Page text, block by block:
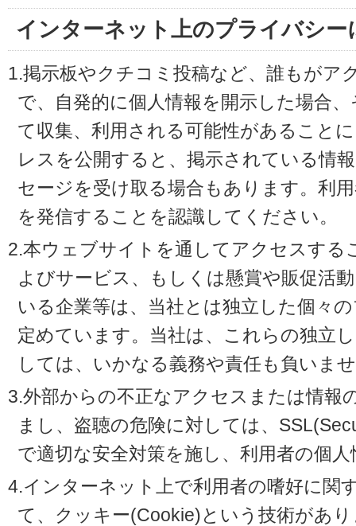
インターネット上のプライバシー
1.掲示板やクチコミ投稿など、誰もがア
で、自発的に個人情報を開示した場合
て収集、利用される可能性があること
レスを公開すると、掲示されている情
セージを受け取る場合もあります。利
を発信することを認識してください。
2.本ウェブサイトを通してアクセスする
よびサービス、もしくは懸賞や販促活
いる企業等は、当社とは独立した個々
定めています。当社は、これらの独立
しては、いかなる義務や責任も負いま
3.外部からの不正なアクセスまたは情報
まし、盗聴の危険に対しては、
で適切な安全対策を施し、利用者の個
4.インターネット上で利用者の嗜好に関
て、クッキー(Cookie)という技術があ